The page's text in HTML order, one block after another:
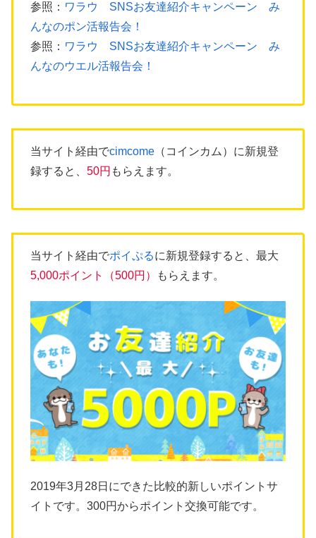
参照： ワラウ SNSお友達紹介キャンペーン み
んなのポン活報告会！
参照： ワラウ SNSお友達紹介キャンペーン み
んなのウエル活報告会！
当サイト経由でcimcome （コインカム）に新規登
録すると、 50円 もらえます。
当サイト経由でポイぷるに新規登録すると、最大
5,000ポイント（500円）
もらえます。
2019年3月28日にできた比較的新しいポイントサ
イトです。300円からポイント交換可能です。